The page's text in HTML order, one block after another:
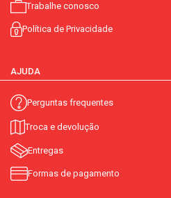
Trabalhe conosco
Política de Privacidade
AJUDA
Perguntas frequentes
Troca e devolução
Entregas
Formas de pagamento